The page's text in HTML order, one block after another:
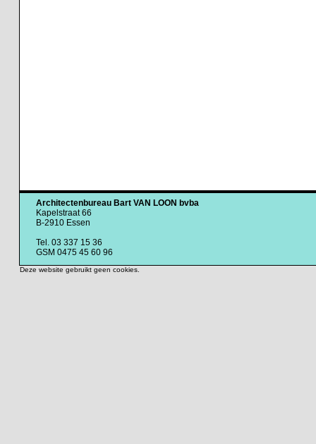
Architectenbureau Bart VAN LOON bvba
Kapelstraat 66
B-2910 Essen
Tel. 03 337 15 36
GSM 0475 45 60 96
Deze website gebruikt geen cookies.